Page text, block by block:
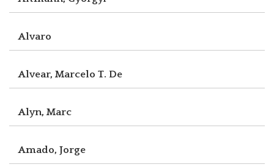
Alvaro
Alvear, Marcelo T. De
Alyn, Marc
Amado, Jorge